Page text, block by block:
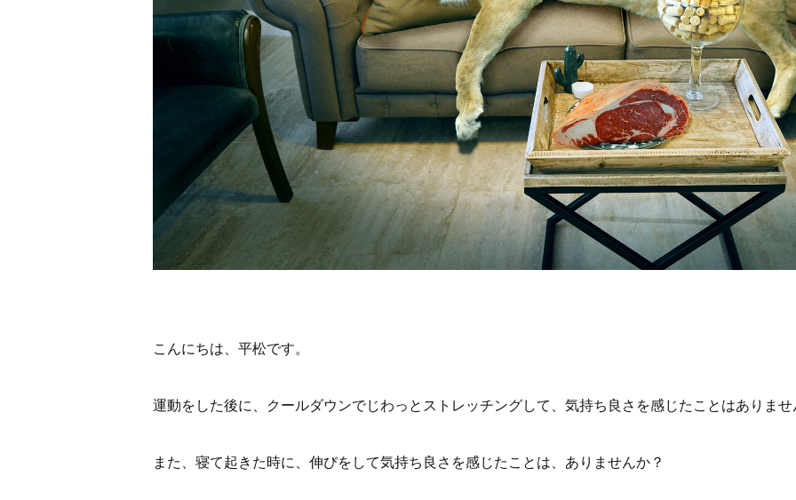
こんにちは、平松です。
運動をした後に、クールダウンでじわっとストレッチングして、気持ち良さを感じたことはありませ
また、寝て起きた時に、伸びをして気持ち良さを感じたことは、ありませんか？